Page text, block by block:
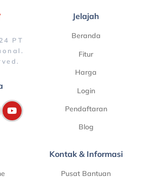
PT
Jelajah
Beranda
Fitur
Harga
Login
Pendaftaran
Blog
Kontak & Informasi
Pusat Bantuan